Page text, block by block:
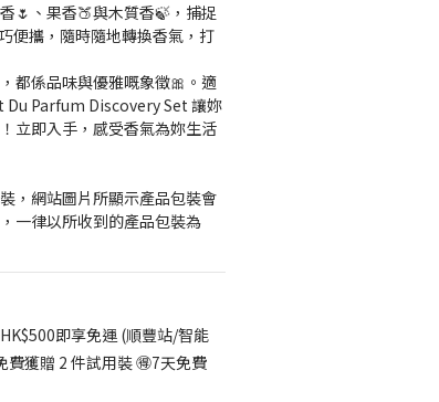
🌷、果香🍑與木質香🍃，捕捉
便攜，隨時隨地轉換香氣，打
都係品味與優雅嘅象徵🎀。適
Parfum Discovery Set 讓妳
立即入手，感受香氣為妳生活
，網站圖片所顯示產品包裝會
一律以所收到的產品包裝為
即享免運 (順豐站/智能
費獲贈 2 件試用裝 🉐7天免費